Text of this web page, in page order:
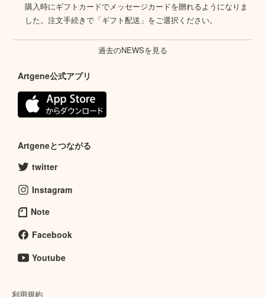
購入時にギフトカードでメッセージカードを贈れるようになりま
した。注文手続きで「ギフト配送」をご選択ください。
過去のNEWSを見る
Artgene公式アプリ
Artgeneとつながる
twitter
Instagram
Note
Facebook
Youtube
利用規約